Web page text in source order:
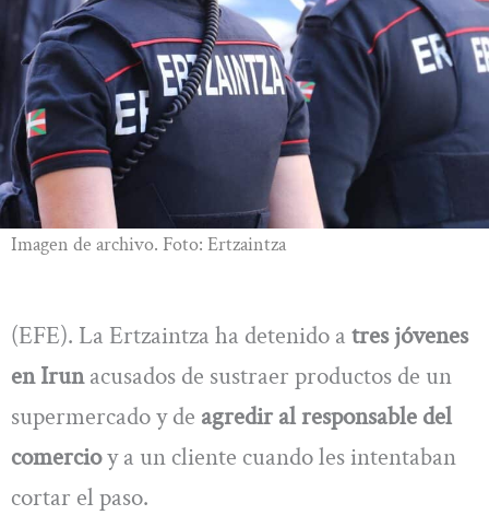
Imagen de archivo. Foto: Ertzaintza
(EFE). La Ertzaintza ha detenido a tres jóvenes
en Irunacusados de sustraer productos de un
supermercado y de agredir al responsable del
comercioy a un cliente cuando les intentaban
cortar el paso.